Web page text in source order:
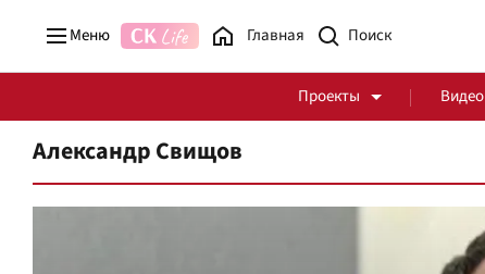
Меню Главная
Проекты Видео
Александр Свищов